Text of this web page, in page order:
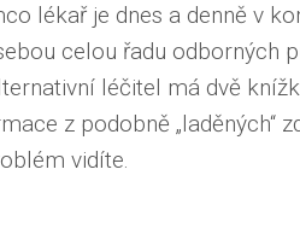
lékař je dnes a denně v
celou řadu odborných
léčitel má dvě
z podobně „laděných“
vidíte.